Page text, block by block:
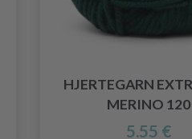
HJERTEGARN
MERINO 120
5.55 €